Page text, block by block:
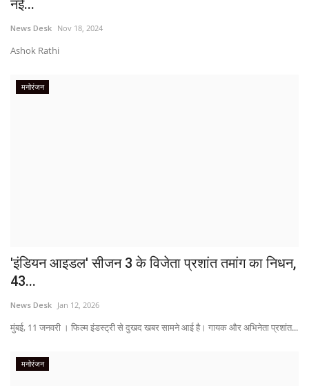
नई...
News Desk Nov 18, 2024
Ashok Rathi
मनोरंजन
'इंडियन आइडल' सीजन 3 के विजेता प्रशांत तमांग का निधन,
43...
News Desk Jan 12, 2026
मुंबई, 11 जनवरी । फिल्म इंडस्ट्री से दुखद खबर सामने आई है। गायक और अभिनेता प्रशांत...
मनोरंजन